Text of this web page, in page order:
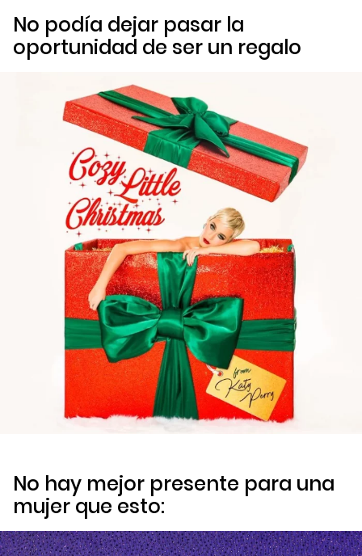
No podía dejar pasar la
oportunidad de ser un regalo
No hay mejor presente para una
mujer que esto: